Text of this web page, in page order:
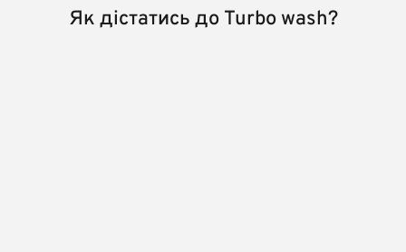
Як дістатись до Turbo wash?